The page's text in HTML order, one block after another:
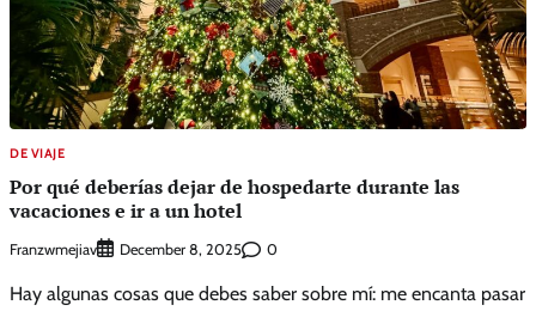
DE VIAJE
Por qué deberías dejar de hospedarte durante las
vacaciones e ir a un hotel
Franzwmejiav December 8, 2025 0
Hay algunas cosas que debes saber sobre mí: me encanta pasar